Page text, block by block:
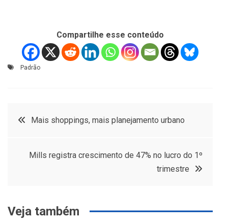
Compartilhe esse conteúdo
Padrão
Navegação
Mais shoppings, mais planejamento urbano
Mills registra crescimento de 47% no lucro do 1º
trimestre
Veja também